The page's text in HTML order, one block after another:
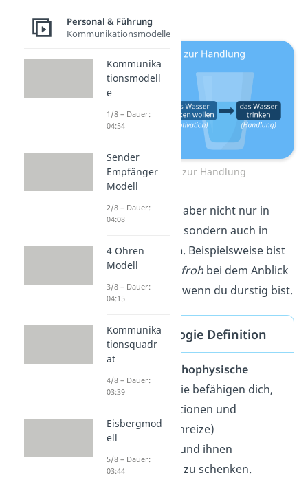
Vom Motiv zur Handlung
Motive zeigen sich aber nicht nur in
, sondern auch in
deinenReaktionen. Beispielsweise bist
erleichtert frohbei dem Anblick
des Wasserglases, wenn du durstig bist.
Motiv Psychologie Definition
psychophysische
Dispositionen
. Sie befähigen dich,
bestimmte Situationen und
Gegenstände (Anreize)
wahrzunehmen und ihnen
Aufmerksamkeit zu schenken.
Personal & Führung
Kommunikationsmodelle
Kommunika
tionsmodell
e
1/8 – Dauer:
04:54
Sender
Empfänger
Modell
2/8 – Dauer:
04:08
4 Ohren
Modell
3/8 – Dauer:
04:15
Kommunika
tionsquadr
at
4/8 – Dauer:
03:39
Eisbergmod
ell
5/8 – Dauer:
03:44